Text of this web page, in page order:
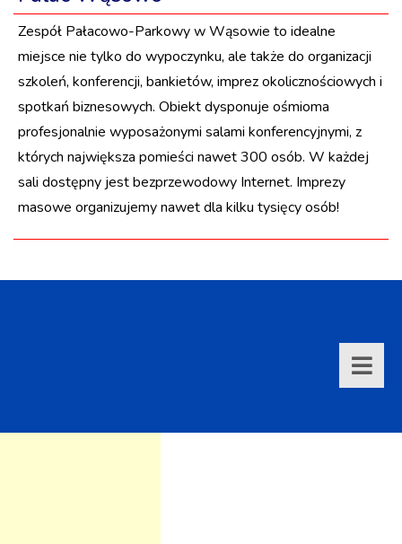
Zespół Pałacowo-Parkowy w Wąsowie to idealne
miejsce nie tylko do wypoczynku, ale także do organizacji
szkoleń, konferencji, bankietów, imprez okolicznościowych i
spotkań biznesowych. Obiekt dysponuje ośmioma
profesjonalnie wyposażonymi salami konferencyjnymi, z
których największa pomieści nawet 300 osób. W każdej
sali dostępny jest bezprzewodowy Internet. Imprezy
masowe organizujemy nawet dla kilku tysięcy osób!